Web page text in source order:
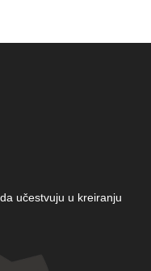
učestvuju u kreiranju